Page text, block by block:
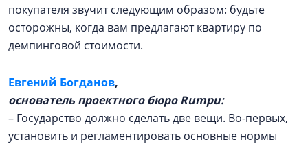
покупателя звучит следующим образом: будьте
осторожны, когда вам предлагают квартиру по
демпинговой стоимости.
Евгений Богданов,
основатель проектного бюро Rumpu:
– Государство должно сделать две вещи. Во-первых,
установить и регламентировать основные нормы